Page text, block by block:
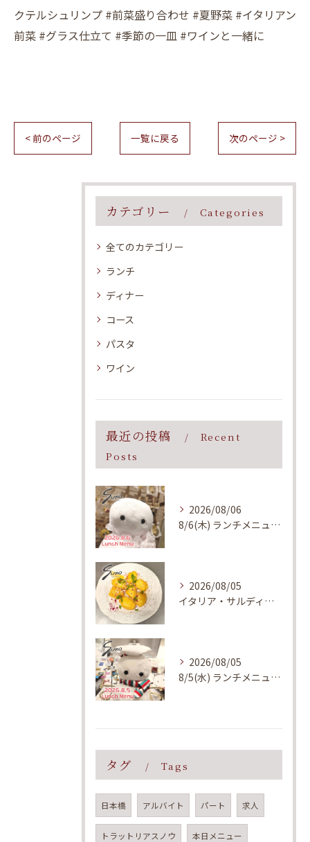
クテルシュリンプ #前菜盛り合わせ #夏野菜 #イタリアン
前菜 #グラス仕立て #季節の一皿 #ワインと一緒に
< 前のページ 一覧に戻る 次のページ >
カテゴリー Categories
全てのカテゴリー
ランチ
ディナー
コース
パスタ
ワイン
最近の投稿
Recent
Posts
2026/08/06
8/6(木) ランチメニューのご案内
2026/08/05
イタリア・サルディーニャ島で親しまれている郷土料理をイメージ...
2026/08/05
8/5(水) ランチメニューのご案内
タグ Tags
日本橋 アルバイト パート 求人
トラットリアスノウ 本日メニュー